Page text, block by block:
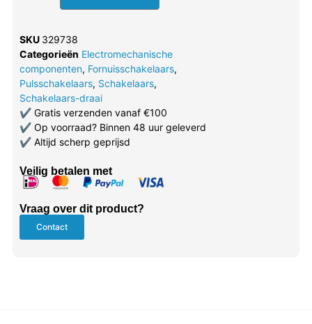
SKU 329738
Categorieën Electromechanische
componenten, Fornuisschakelaars,
Pulsschakelaars, Schakelaars,
Schakelaars-draai
✔Gratis verzenden vanaf €100
✔Op voorraad? Binnen 48 uur geleverd
✔Altijd scherp geprijsd
Veilig betalen met
Vraag over dit product?
Contact